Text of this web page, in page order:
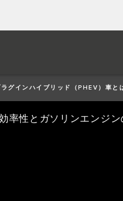
ラグインハイブリッド（PHEV）車と
イブリッド（
率性とガソリンエンジ